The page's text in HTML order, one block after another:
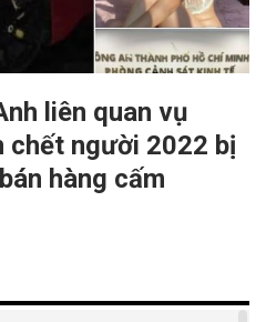
liên quan vụ
chết người 2022 bị
hàng cấm